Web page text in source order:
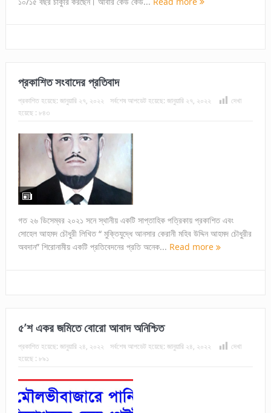
প্রকাশিত সংবাদের প্রতিবাদ
প্রকাশিত হয়েছে: জানুয়ারি ২৭, ২০২২ সর্বশেষ আপডেট হয়েছে: জানুয়ারি ২৭, ২০২২
দেখা
হয়েছে : ৮৪৩
গত ২৬ ডিসেম্বর ২০২১ সনে স্থানীয় একটি সাপ্তাহিক পত্রিকায় প্রকাশিত এবং
সোহেল আহমদ চৌধুরী লিখিত “ মুক্তিযুদ্ধে আনসার কেরানী মহিব উদ্দিন আহমদ চৌধুরীর
অবদান” শিরোনামীয় একটি প্রতিবেদনের প্রতি অনেক... Read more
৫’শ একর জমিতে বোরো আবাদ অনিশ্চিত
প্রকাশিত হয়েছে: জানুয়ারি ২৪, ২০২২ সর্বশেষ আপডেট হয়েছে: জানুয়ারি ২৪, ২০২২
দেখা
হয়েছে : ৮৯১